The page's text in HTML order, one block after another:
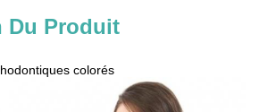
Du Produit
colorés